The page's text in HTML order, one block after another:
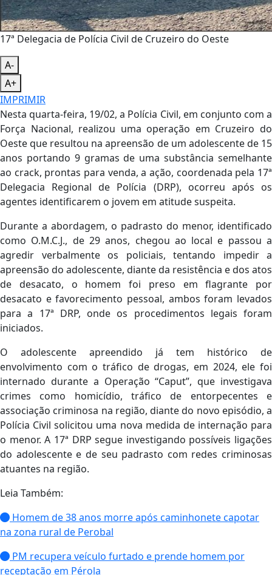
17ª Delegacia de Polícia Civil de Cruzeiro do Oeste
A-
A+
IMPRIMIR
Nesta quarta-feira, 19/02, a Polícia Civil, em conjunto com a
Força Nacional, realizou uma operação em Cruzeiro do
Oeste que resultou na apreensão de um adolescente de 15
anos portando 9 gramas de uma substância semelhante
ao crack, prontas para venda, a ação, coordenada pela 17ª
Delegacia Regional de Polícia (DRP), ocorreu após os
agentes identificarem o jovem em atitude suspeita.
Durante a abordagem, o padrasto do menor, identificado
como O.M.C.J., de 29 anos, chegou ao local e passou a
agredir verbalmente os policiais, tentando impedir a
apreensão do adolescente, diante da resistência e dos atos
de desacato, o homem foi preso em flagrante por
desacato e favorecimento pessoal, ambos foram levados
para a 17ª DRP, onde os procedimentos legais foram
iniciados.
O adolescente apreendido já tem histórico de
envolvimento com o tráfico de drogas, em 2024, ele foi
internado durante a Operação “Caput”, que investigava
crimes como homicídio, tráfico de entorpecentes e
associação criminosa na região, diante do novo episódio, a
Polícia Civil solicitou uma nova medida de internação para
o menor. A 17ª DRP segue investigando possíveis ligações
do adolescente e de seu padrasto com redes criminosas
atuantes na região.
Leia Também:
Homem de 38 anos morre após caminhonete capotar
na zona rural de Perobal
PM recupera veículo furtado e prende homem por
receptação em Pérola